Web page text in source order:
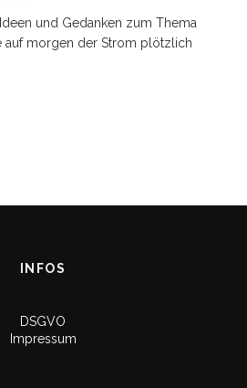
und Gedanken zum Thema
auf morgen der Strom plötzlich
INFOS
DSGVO
Impressum